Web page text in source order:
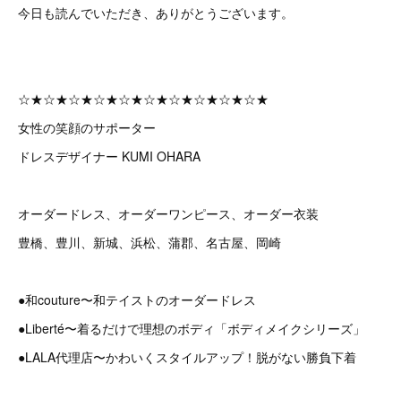
今日も読んでいただき、ありがとうございます。
☆★☆★☆★☆★☆★☆★☆★☆★☆★☆★
女性の笑顔のサポーター
ドレスデザイナー KUMI OHARA
オーダードレス、オーダーワンピース、オーダー衣装
豊橋、豊川、新城、浜松、蒲郡、名古屋、岡崎
●和couture〜和テイストのオーダードレス
●Liberté〜着るだけで理想のボディ「ボディメイクシリーズ」
●LALA代理店〜かわいくスタイルアップ！脱がない勝負下着